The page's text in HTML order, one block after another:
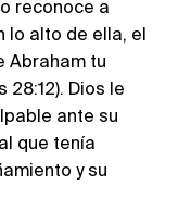
reconoce a
lo alto de ella, el
Abraham tu
28:12). Dios le
ante su
que tenía
y su